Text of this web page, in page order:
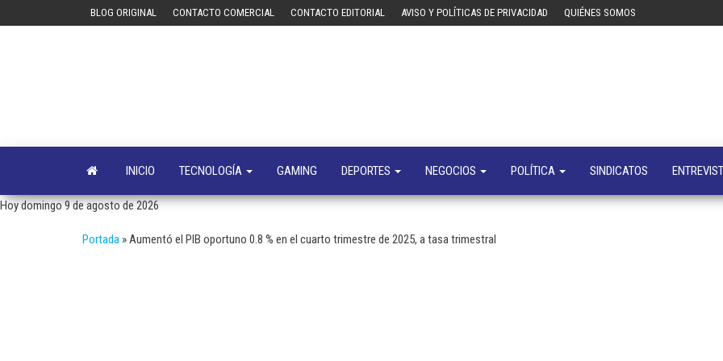
BLOG ORIGINAL CONTACTO COMERCIAL CONTACTO EDITORIAL AVISO Y POLÍTICAS DE PRIVACIDAD QUIÉNES SOMOS
negocios
INICIO TECNOLOGÍA GAMING DEPORTES NEGOCIOS POLÍTICA SINDICATOS
Hoy domingo 9 de agosto de 2026
Portada »Aumentó el PIB oportuno 0.8 % en el cuarto trimestre de 2025, a tasa trimestral